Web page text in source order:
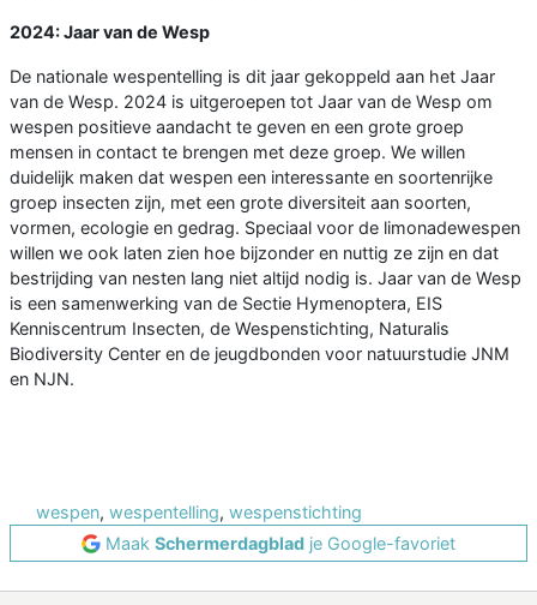
2024: Jaar van de Wesp
De nationale wespentelling is dit jaar gekoppeld aan het Jaar
van de Wesp. 2024 is uitgeroepen tot Jaar van de Wesp om
wespen positieve aandacht te geven en een grote groep
mensen in contact te brengen met deze groep. We willen
duidelijk maken dat wespen een interessante en soortenrijke
groep insecten zijn, met een grote diversiteit aan soorten,
vormen, ecologie en gedrag. Speciaal voor de limonadewespen
willen we ook laten zien hoe bijzonder en nuttig ze zijn en dat
bestrijding van nesten lang niet altijd nodig is. Jaar van de Wesp
is een samenwerking van de Sectie Hymenoptera, EIS
Kenniscentrum Insecten, de Wespenstichting, Naturalis
Biodiversity Center en de jeugdbonden voor natuurstudie JNM
en NJN.
wespen, wespentelling, wespenstichting
Maak Schermerdagblad je Google-favoriet